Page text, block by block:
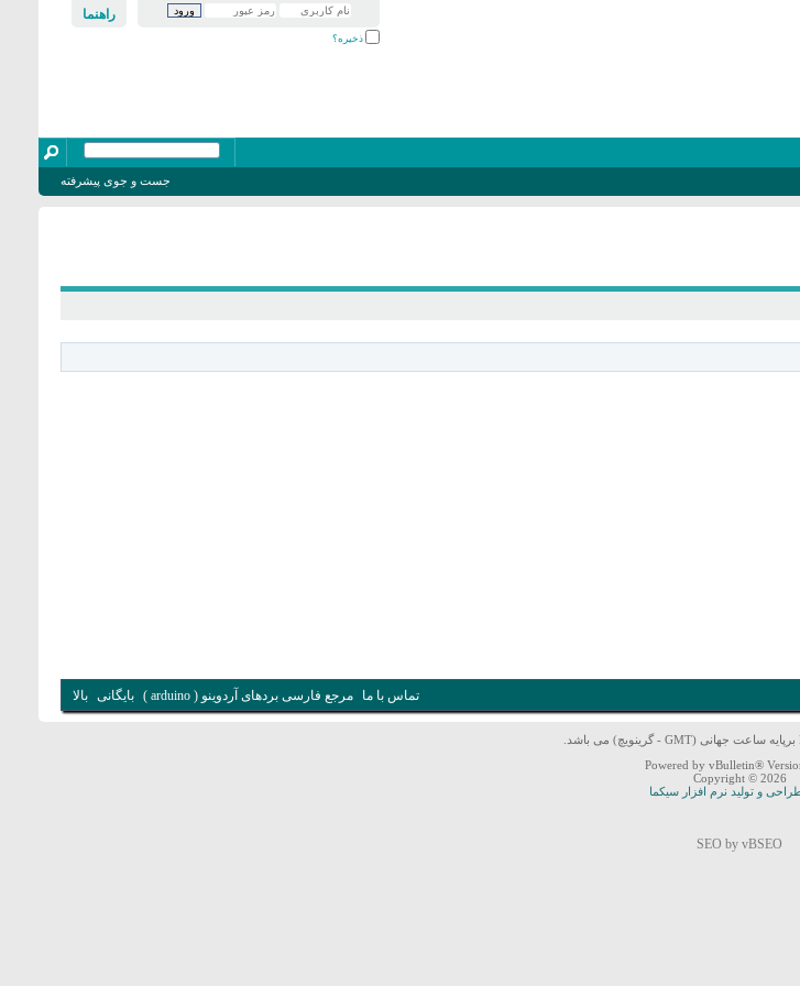
راهنما
ذخیره؟
جست و جوی پیشرفته
تماس با ما مرجع فارسی بردهای آردوینو ( arduino ) بایگانی بالا
Powered by vBulletin®
Copyright © 2026
و تولید نرم افزار سیکما
SEO by vBSEO